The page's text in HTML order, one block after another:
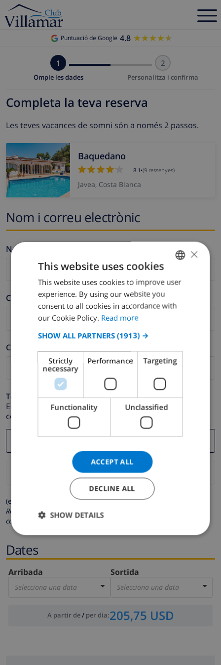
Puntuació de Google 4.8 ★★★★★
★★★★★
1
Omple les dades
2
Personalitza i confirma
Completa la teva reserva
Les teves vacances de somni són a només 2 passos.
Baquedano
8.1 •(9 ressenyes)
Javea, Costa Blanca
Nom i correu electrònic
Nom *
Cognom *
Correu electrònic *
Telèfon *
En cas que la direcció de correu electrònic no funcioni
correctament.
(els camps marcats amb * són obligatoris)
Respectem la teva privacitat. Les teves dades personals no es
compartiran amb tercers.
Dates
Arribada
Selecciona una data
Sortida
Selecciona una data
A partir de/ per dia:205,75 USD
ENGLISH
DUTCH
CATALAN
ITALIAN
DANISH
NORWEGIAN
×
This website uses cookies
This website uses cookies to improve user
experience. By using our website you
consent to all cookies in accordance with
our Cookie Policy. Read more
SHOW ALL PARTNERS (1913) →
Strictly
necessary
Performance Targeting
Functionality Unclassified
ACCEPT ALL
DECLINE ALL
SHOW DETAILS